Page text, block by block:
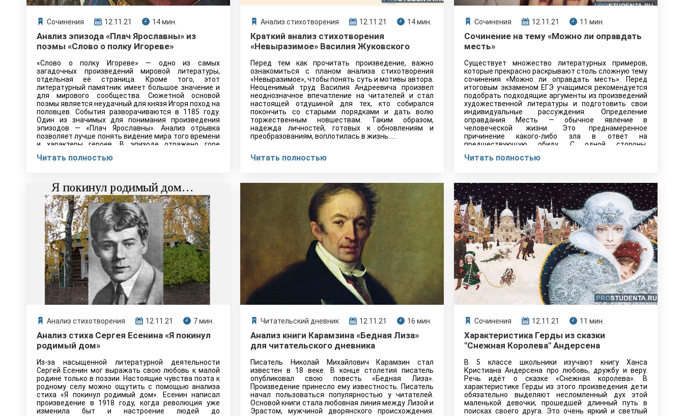
Сочинения 12.11.21 14 мин.
Анализ эпизода «Плач Ярославны» из
поэмы «Слово о полку Игореве»
«Слово о полку Игореве» — одно из самых
загадочных произведений мировой литературы,
отдельная её страница. Кроме того, этот
литературный памятник имеет большое значение и
для мирового сообщества. Сюжетной основой
поэмы является неудачный для князя Игоря поход на
половцев. События разворачиваются в 1185 году.
Один из значимых для понимания произведения
эпизодов — «Плач Ярославны». Анализ отрывка
позволяет лучше понять видение мира того времени
и характеры героев. В эпизоде отражено горе
Читать полностью
Анализ стихотворения 12.11.21 14 мин.
Краткий анализ стихотворения
«Невыразимое» Василия Жуковского
Перед тем как прочитать произведение, важно
ознакомиться с планом анализа стихотворения
«Невыразимое», чтобы понять суть и мотивы автора.
Неоценимый труд Василия Андреевича произвел
неоднозначное впечатление на читателей и стал
настоящей отдушиной для тех, кто собирался
покончить со старыми порядками и дать волю
торжественным новшествам. Таким образом,
надежда личностей, готовых к обновлениям и
преобразованиям, воплотилась в жизнь. …
Читать полностью
Сочинения 12.11.21 11 мин.
Сочинение на тему «Можно ли оправдать
месть»
Существует множество литературных примеров,
которые прекрасно раскрывают столь сложную тему
сочинения «Можно ли оправдать месть». Перед
итоговым экзаменом ЕГЭ учащимся рекомендуется
подобрать подходящие аргументы из произведений
художественной литературы и подготовить свои
индивидуальные рассуждения. Определение
оправдания Месть — обычное явление в
человеческой жизни. Это преднамеренное
причинение какого-либо зла в ответ на
предшествующую обиду. С одной стороны,
Читать полностью
Анализ стихотворения 12.11.21 7 мин.
Анализ стиха Сергея Есенина «Я покинул
родимый дом»
Из-за насыщенной литературной деятельности
Сергей Есенин мог выражать свою любовь к малой
родине только в поэзии. Настоящие чувства поэта к
родному селу можно ощутить с помощью анализа
стиха «Я покинул родимый дом». Есенин написал
произведение в 1918 году, когда революция уже
изменила быт и настроение людей до
Читательский дневник 12.11.21 16 мин.
Анализ книги Карамзина «Бедная Лиза»
для читательского дневника
Писатель Николай Михайлович Карамзин стал
известен в 18 веке. В конце столетия писатель
опубликовал свою повесть «Бедная Лиза».
Произведение принесло ему известность. Писатель
начал пользоваться популярностью у читателей.
Основой книги стала любовная линия между Лизой и
Эрастом, мужчиной дворянского происхождения.
Сочинения 12.11.21 11 мин.
Характеристика Герды из сказки
"Снежная Королева" Андерсена
В 5 классе школьники изучают книгу Ханса
Кристиана Андерсена про любовь, дружбу и веру.
Речь идёт о сказке «Снежная королева». В
характеристике Герды из этого произведения дети
обязательно выделяют несломленный дух этой
маленькой девочки, прошедшей длинный путь в
поисках своего друга. Это очень яркий и светлый